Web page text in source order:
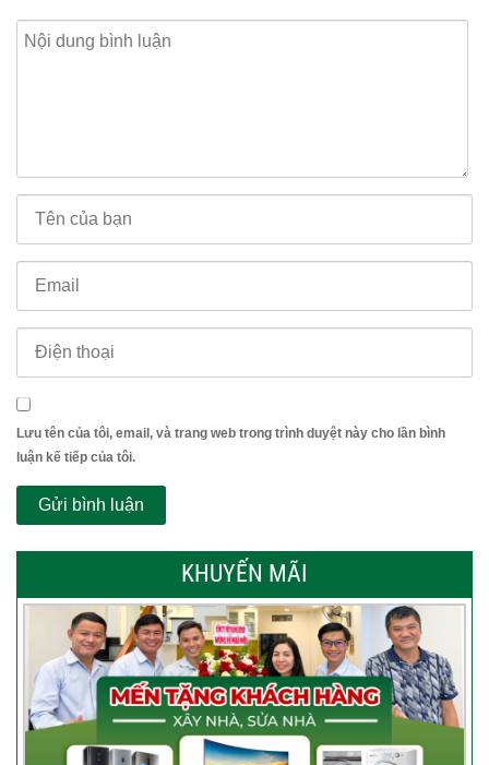
Lưu tên của tôi, email, và trang web trong trình duyệt này cho lần bình
luận kế tiếp của tôi.
KHUYẾN MÃI